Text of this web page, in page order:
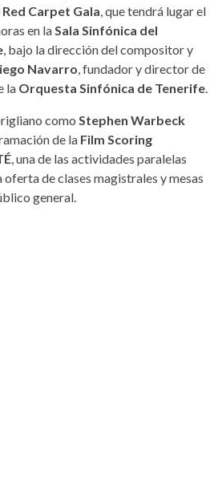
Red Carpet Gala, que tendrá lugar el
en laSala Sinfónica del
, bajo la dirección del compositor y
Navarro, fundador y director de
la Orquesta Sinfónica de Tenerife.
como Stephen Warbeck
de la Film Scoring
, una de las actividades paralelas
oferta de clases magistrales y mesas
general.